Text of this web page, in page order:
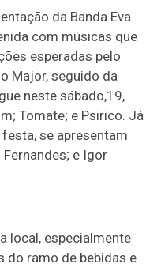
da Banda Eva
com músicas que
esperadas pelo
Major, seguido da
neste sábado,19,
Tomate; e Psirico. Já
se apresentam
e Igor
local, especialmente
do ramo de bebidas e